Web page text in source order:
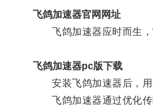
飞鸽加速器官网网址
飞鸽加速器应时而生，
飞鸽加速器pc版下载
安装飞鸽加速器后，用
飞鸽加速器通过优化传